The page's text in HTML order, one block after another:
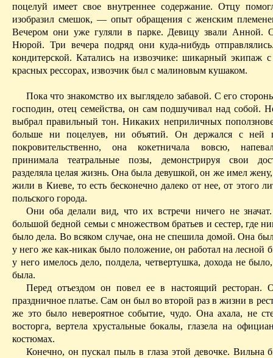
поцелуй имеет свое внутреннее содержание. Отцу
изобразил смешок, — опыт обращения с женским
Вечером они уже гуляли в парке. Девицу звали Анной.
Нюрой. Три вечера подряд они куда-нибудь
кондитерской. Катались на извозчике: шикарный экипаж
красных рессорах, извозчик был с малиновым кушаком.
Пока что знакомство их выглядело забавой. С его
господин, отец семейства, он сам подшучивал над собой.
вы­брал правильный тон. Никаких неприличных
больше ни поцелуев, ни объятий. Он держался с ней
покровительственно, она кокетничала вовсю,
принимала театральные позы, демонстрируя свои
разделяла целая жизнь. Она была девушкой, он же имел
жили в Киеве, то есть бесконечно далеко от нее, от этого
польского города.
Они оба делали вид, что их встречи ничего не
большой бедной семьи с множеством братьев и сестер, где
было дела. Во всяком случае, она не спешила домой. Она
у него же как-никак было положение, он работал на лесной
у него имелось дело, полдела, четвертушка, дохода не
была.
Перед отъездом он повел ее в настоящий ресторан.
праздничное платье. Сам он был во второй раз в жизни в
же это было невероятное событие, чудо. Она ахала, не
восторга, вертела хрустальные бокалы, глазела на
костюмах.
Конечно, он пускал пыль в глаза этой девочке. Вильна